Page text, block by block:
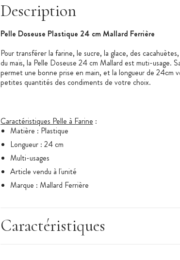
Description
Pelle Doseuse Plastique 24 cm Mallard Ferrière
Pour transférer la farine, le sucre, la glace, des
du maïs, la Pelle Doseuse 24 cm Mallard est muti-usage.
permet une bonne prise en main, et la longueur de 24cm
petites quantités des condiments de votre choix.
Caractéristiques Pelle à Farine :
Matière : Plastique
Longueur : 24 cm
Multi-usages
Article vendu à l'unité
Marque : Mallard Ferrière
Caractéristiques